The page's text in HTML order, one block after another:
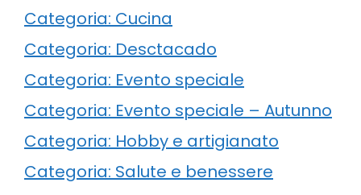
Categoria: Cucina
Categoria: Desctacado
Categoria: Evento speciale
Categoria: Evento speciale – Autunno
Categoria: Hobby e artigianato
Categoria: Salute e benessere